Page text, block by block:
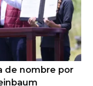
de nombre por